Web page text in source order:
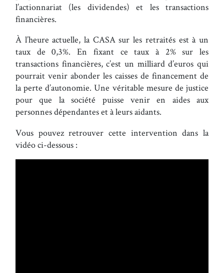
l’actionnariat (les dividendes) et les transactions
financières.
À l’heure actuelle, la CASA sur les retraités est à un
taux de 0,3%. En fixant ce taux à 2% sur les
transactions financières, c’est un milliard d’euros qui
pourrait venir abonder les caisses de financement de
la perte d’autonomie. Une véritable mesure de justice
pour que la société puisse venir en aides aux
personnes dépendantes et à leurs aidants.
Vous pouvez retrouver cette intervention dans la
vidéo ci-dessous :